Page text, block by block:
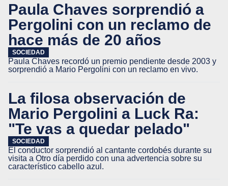
Paula Chaves sorprendió a
Pergolini con un reclamo de
hace más de 20 años
SOCIEDAD
Paula Chaves recordó un premio pendiente desde 2003 y
sorprendió a Mario Pergolini con un reclamo en vivo.
La filosa observación de
Mario Pergolini a Luck Ra:
"Te vas a quedar pelado"
SOCIEDAD
El conductor sorprendió al cantante cordobés durante su
visita a Otro día perdido con una advertencia sobre su
característico cabello azul.